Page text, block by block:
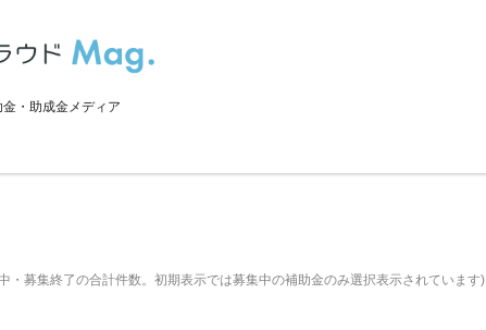
・助成金メディア
する記事
・募集終了の合計件数。初期表示では募集中の補助金のみ選択表示されています)